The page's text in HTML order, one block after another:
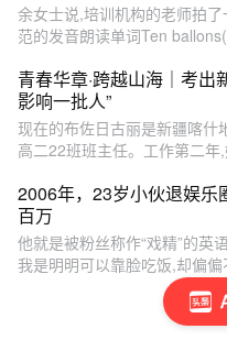
余女士说,培训机构的老师拍
范的发音朗读单词Ten
青春华章·跨越山海｜考出
影响一批人”
现在的布佐日古丽是新疆喀
高二22班班主任。工作第二
2006年，23岁小伙退娱乐
百万
他就是被粉丝称作“戏精”的英
我是明明可以靠脸吃饭,却偏